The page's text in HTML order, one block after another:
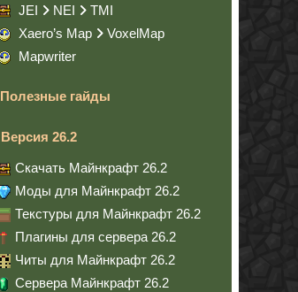
JEI
NEI
TMI
Xaero’s Map
VoxelMap
Mapwriter
Полезные гайды
Версия 26.2
Скачать Майнкрафт 26.2
Моды для Майнкрафт 26.2
Текстуры для Майнкрафт 26.2
Плагины для сервера 26.2
Читы для Майнкрафт 26.2
Сервера Майнкрафт 26.2